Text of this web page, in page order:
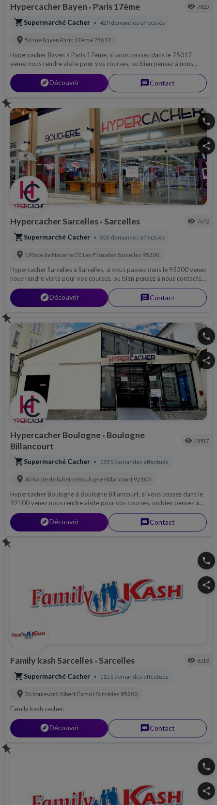
Hypercacher Bayen • Paris 17ème visibility 7825
shopping_cartSupermarché Cacher • 429 demandes effectués
location_on 53 rue Bayen Paris 17ème 75017
Hypercacher Bayen à Paris 17ème, si vous passez dans le 75017
venez nous rendre visite pour vos courses, ou bien pensez à nous
contacter par téléphone pour découvrir notre magasin, ou pour une
livraison si possible sur 75...
explorerDécouvrir messageContact
phone
share
Hypercacher Sarcelles • Sarcelles visibility 7672
shopping_cartSupermarché Cacher • 305 demandes effectués
location_on 1 Place de Navarre CC Les Flanades Sarcelles 95200
Hypercacher Sarcelles à Sarcelles, si vous passez dans le 95200 venez
nous rendre visite pour vos courses, ou bien pensez à nous contacter
par téléphone pour découvrir notre magasin, ou pour une livraison si
possible sur 95...
explorerDécouvrir messageContact
phone
share
Hypercacher Boulogne • Boulogne
Billancourt
visibility 18517
shopping_cartSupermarché Cacher • 1551 demandes effectués
location_on 40 Route de la Reine Boulogne Billancourt 92100
Hypercacher Boulogne à Boulogne Billancourt, si vous passez dans le
92100 venez nous rendre visite pour vos courses, ou bien pensez à
nous contacter par téléphone pour découvrir notre magasin, ou pour
explorerDécouvrir messageContact
phone
share
Family kash Sarcelles • Sarcelles visibility 8513
shopping_cartSupermarché Cacher • 1151 demandes effectués
location_on 36 boulevard Albert Camus Sarcelles 95200
Family kash cacher:
explorerDécouvrir messageContact
phone
share